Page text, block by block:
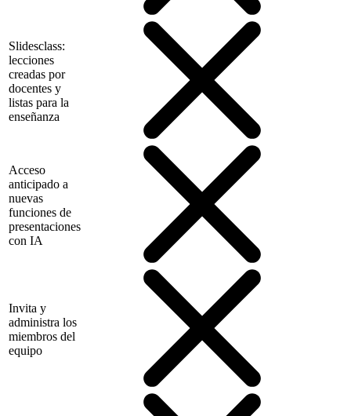
Slidesclass:
lecciones
creadas por
docentes y
listas para la
enseñanza
Acceso
anticipado a
nuevas
funciones de
presentaciones
con IA
Invita y
administra los
miembros del
equipo